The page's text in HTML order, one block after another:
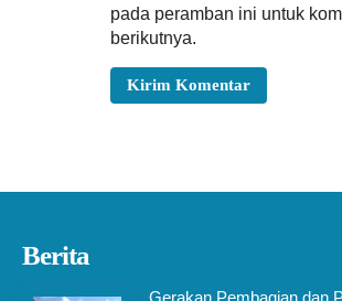
pada peramban ini untuk
berikutnya.
Berita
Gerakan Pembagian dan